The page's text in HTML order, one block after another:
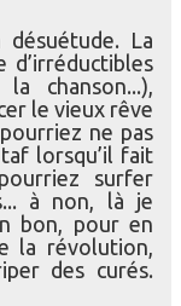
désuétude. La
d’irréductibles
chanson...),
le vieux rêve
ne pas
lorsqu’il fait
surfer
à non, là je
bon, pour en
la révolution,
des curés.